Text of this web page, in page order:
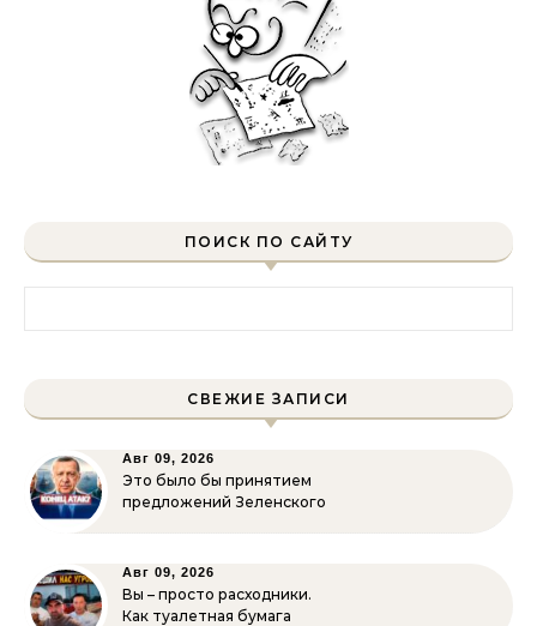
ПОИСК ПО САЙТУ
СВЕЖИЕ ЗАПИСИ
Авг 09, 2026
Это было бы принятием
предложений Зеленского
Авг 09, 2026
Вы – просто расходники.
Как туалетная бумага